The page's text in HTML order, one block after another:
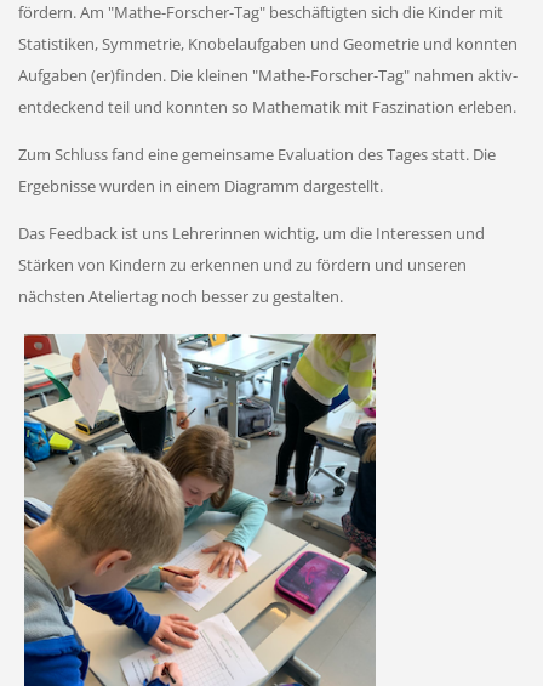
fördern. Am "Mathe-Forscher-Tag"beschäftigten sich die Kinder mit
Statistiken, Symmetrie, Knobelaufgaben und Geometrie und konnten
Aufgaben (er)finden. Die kleinen "Mathe-Forscher-Tag" nahmen aktiv-
entdeckend teil und konnten so Mathematik mit Faszination erleben.
Zum Schluss fand eine gemeinsame Evaluation des Tages statt. Die
Ergebnisse wurden in einem Diagramm dargestellt.
Das Feedback ist uns Lehrerinnen wichtig, um die Interessen und
Stärken von Kindern zu erkennen und zu fördern und unseren
nächsten Ateliertag noch besser zu gestalten.